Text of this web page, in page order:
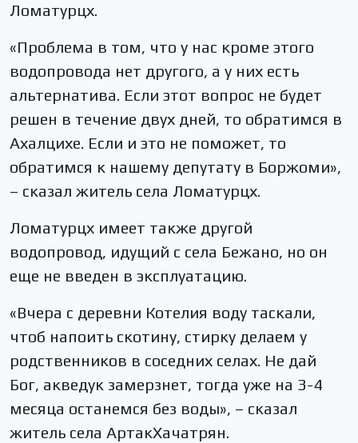
Ломатурцх.
«Проблема в том, что у нас кроме этого
водопровода нет другого, а у них есть
альтернатива. Если этот вопрос не будет
решен в течение двух дней, то обратимся в
Ахалцихе. Если и это не поможет, то
обратимся к нашему депутату в Боржоми»,
– сказал житель села Ломатурцх.
Ломатурцх имеет также другой
водопровод, идущий с села Бежано, но он
еще не введен в эксплуатацию.
«Вчера с деревни Котелия воду таскали,
чтоб напоить скотину, стирку делаем у
родственников в соседних селах. Не дай
Бог, акведук замерзнет, тогда уже на 3-4
месяца останемся без воды», – сказал
житель села АртакХачатрян.